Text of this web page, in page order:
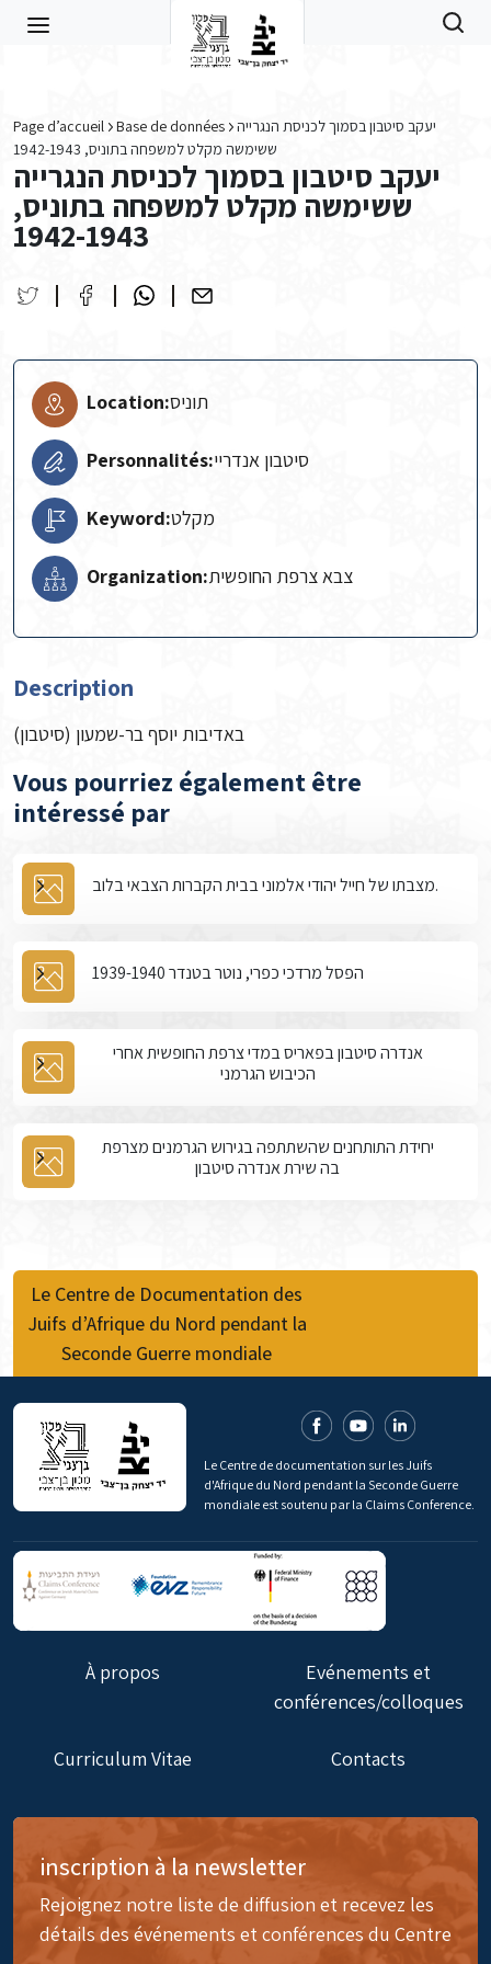
Page d’accueil Base de données
יעקב סיטבון בסמוך לכניסת הנגרייה
ששימשה מקלט למשפחה בתוניס, 1942-1943
יעקב סיטבון בסמוך לכניסת הנגרייה
ששימשה מקלט למשפחה בתוניס,
1942-1943
Location:תוניס
Personnalités:סיטבון אנדריי
Keyword:מקלט
Organization:צבא צרפת החופשית
Description
באדיבות יוסף בר-שמעון (סיטבון)
Vous pourriez également être
intéressé par
מצבתו של חייל יהודי אלמוני בבית הקברות הצבאי בלוב.
הפסל מרדכי כפרי, נוטר בטנדר 1939-1940
אנדרה סיטבון בפאריס במדי צרפת החופשית אחרי
הכיבוש הגרמני
יחידת התותחנים שהשתתפה בגירוש הגרמנים מצרפת
בה שירת אנדרה סיטבון
Le Centre de Documentation des
Juifs d’Afrique du Nord pendant la
Seconde Guerre mondiale
Le Centre de documentation sur les Juifs
d'Afrique du Nord pendant la Seconde Guerre
mondiale est soutenu par la Claims Conference.
À propos
Evénements et
conférences/colloques
Curriculum Vitae Contacts
inscription à la newsletter
Rejoignez notre liste de diffusion et recevez les
détails des événements et conférences du Centre